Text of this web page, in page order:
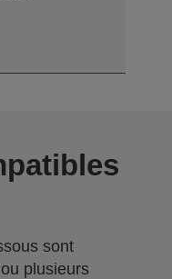
sont
plusieurs